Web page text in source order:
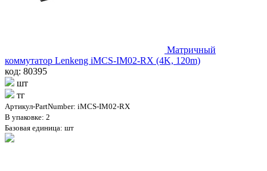
Матричный
коммутатор Lenkeng iMCS-IM02-RX (4K, 120m)
код: 80395
шт
тг
Артикул-PartNumber: iMCS-IM02-RX
В упаковке: 2
Базовая единица: шт